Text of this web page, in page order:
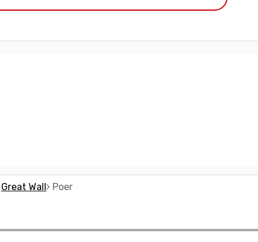
Great Wall Poer